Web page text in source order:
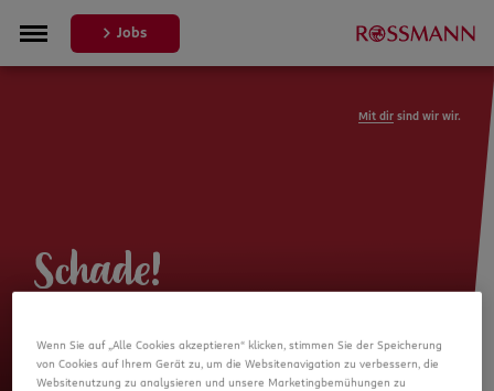
Jobs
Mit dir sind wir wir.
Schade!
mehr verfügbar
Wenn Sie auf „Alle Cookies akzeptieren“ klicken, stimmen Sie der Speicherung
von Cookies auf Ihrem Gerät zu, um die Websitenavigation zu verbessern, die
Websitenutzung zu analysieren und unsere Marketingbemühungen zu